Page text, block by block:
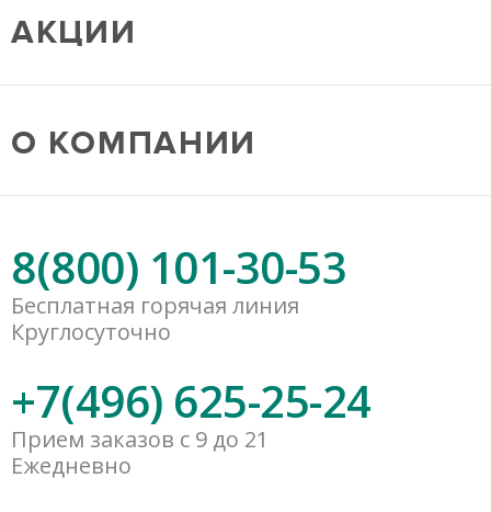
АКЦИИ
О КОМПАНИИ
8(800) 101-30-53
Бесплатная горячая линия
Круглосуточно
+7(496) 625-25-24
Прием заказов с 9 до 21
Ежедневно